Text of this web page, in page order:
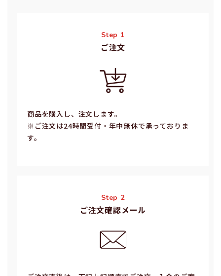
Step 1
ご注⽂
商品を購入し、注文します。
※ご注⽂は24時間受付・年中無休で承っておりま
す。
Step 2
ご注文確認メール